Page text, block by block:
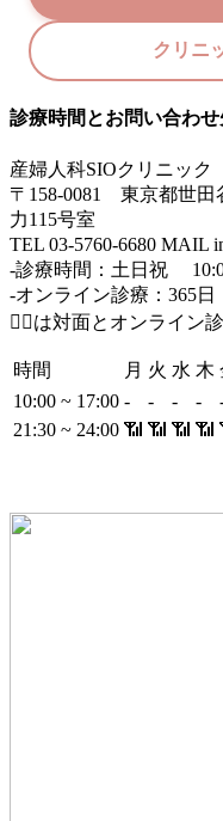
クリニ
診療時間とお問い合わせ
産婦人科SIOクリニック
〒158-0081 東京都世田
力115号室
TEL 03-5760-6680 MAIL
-診療時間：土日祝
-オンライン診療：365
👩‍⚕️は対面とオンライン
時間 月 火 水 木
10:00 ~ 17:00 - - - -
21:30 ~ 24:00 📶 📶 📶 📶